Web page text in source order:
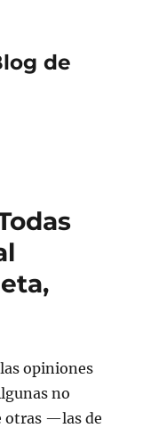
de
opiniones
no
otras —las de